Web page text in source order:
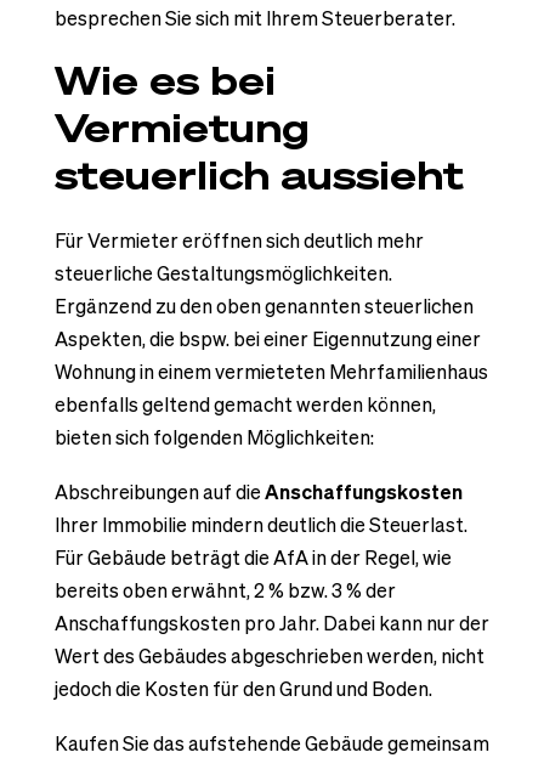
besprechen Sie sich mit Ihrem Steuerberater.
Wie es bei
Vermietung
steuerlich aussieht
Für Vermieter eröffnen sich deutlich mehr
steuerliche Gestaltungsmöglichkeiten.
Ergänzend zu den oben genannten steuerlichen
Aspekten, die bspw. bei einer Eigennutzung einer
Wohnung in einem vermieteten Mehrfamilienhaus
ebenfalls geltend gemacht werden können,
bieten sich folgenden Möglichkeiten:
Abschreibungen auf dieAnschaffungskosten
Ihrer Immobilie mindern deutlich die Steuerlast.
Für Gebäude beträgt die AfA in der Regel, wie
bereits oben erwähnt, 2 % bzw. 3 % der
Anschaffungskosten pro Jahr. Dabei kann nur der
Wert des Gebäudes abgeschrieben werden, nicht
jedoch die Kosten für den Grund und Boden.
Kaufen Sie das aufstehende Gebäude gemeinsam